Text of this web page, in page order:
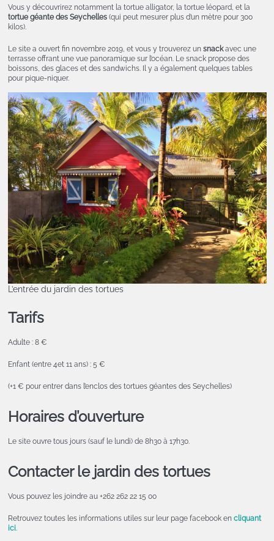
Vous y découvrirez notamment la tortue alligator, la tortue léopard, et la
tortue géante des Seychelles(qui peut mesurer plus d’un mètre pour 300
kilos).
Le site a ouvert fin novembre 2019, et vous y trouverez un snackavec une
terrasse offrant une vue panoramique sur l’océan. Le snack propose des
boissons, des glaces et des sandwichs. Il y a également quelques tables
pour pique-niquer.
L’entrée du jardin des tortues
Tarifs
Adulte : 8 €
Enfant (entre 4et 11 ans) : 5 €
(+1 € pour entrer dans l’enclos des tortues géantes des Seychelles)
Horaires d’ouverture
Le site ouvre tous jours (sauf le lundi) de 8h30 à 17h30.
Contacter le jardin des tortues
Vous pouvez les joindre au +262 262 22 15 00
Retrouvez toutes les informations utiles sur leur page facebook en cliquant
ici.